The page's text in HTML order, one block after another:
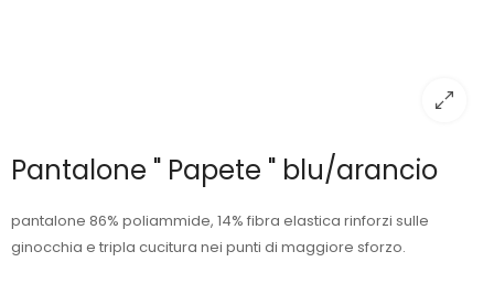
Pantalone " Papete " blu/arancio
pantalone 86% poliammide, 14% fibra elastica rinforzi sulle
ginocchia e tripla cucitura nei punti di maggiore sforzo.